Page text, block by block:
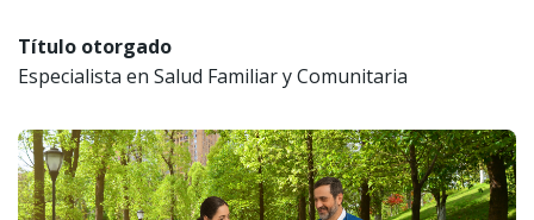
Título otorgado
Especialista en Salud Familiar y Comunitaria